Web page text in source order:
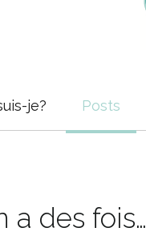
je? Posts
a des fois…